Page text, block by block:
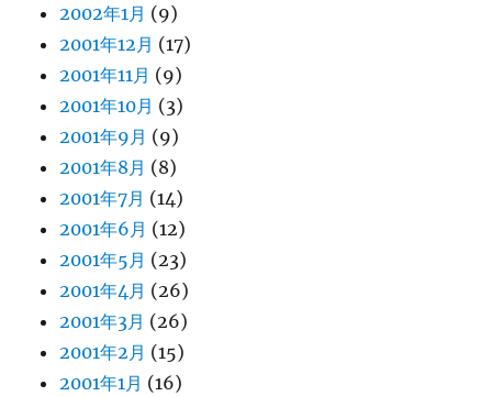
2002年1月 (9)
2001年12月 (17)
2001年11月 (9)
2001年10月 (3)
2001年9月 (9)
2001年8月 (8)
2001年7月 (14)
2001年6月 (12)
2001年5月 (23)
2001年4月 (26)
2001年3月 (26)
2001年2月 (15)
2001年1月 (16)